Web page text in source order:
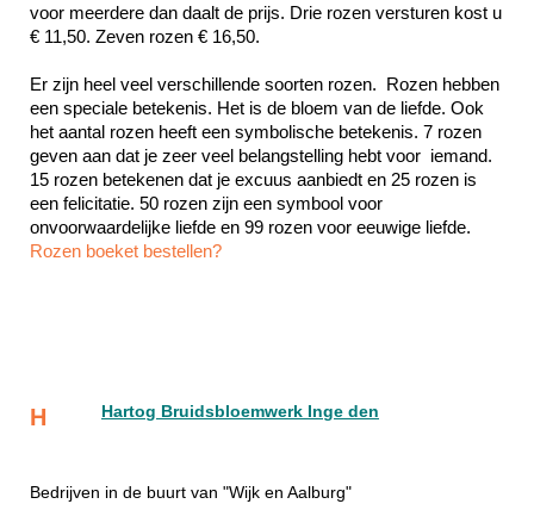
voor meerdere dan daalt de prijs. Drie rozen versturen kost u
€ 11,50. Zeven rozen € 16,50.
Er zijn heel veel verschillende soorten rozen.  Rozen hebben
een speciale betekenis. Het is de bloem van de liefde. Ook
het aantal rozen heeft een symbolische betekenis. 7 rozen
geven aan dat je zeer veel belangstelling hebt voor  iemand.
15 rozen betekenen dat je excuus aanbiedt en 25 rozen is
een felicitatie. 50 rozen zijn een symbool voor
Rozen boeket bestellen?
H Hartog Bruidsbloemwerk Inge den
Bedrijven in de buurt van "Wijk en Aalburg"